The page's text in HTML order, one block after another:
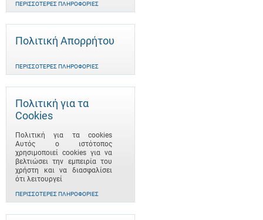
ΠΕΡΙΣΣΌΤΕΡΕΣ ΠΛΗΡΟΦΟΡΊΕΣ
Πολιτική Απορρήτου
ΠΕΡΙΣΣΌΤΕΡΕΣ ΠΛΗΡΟΦΟΡΊΕΣ
Πολιτική για τα
Cookies
Πολιτική για τα cookies
Αυτός ο ιστότοπος
χρησιμοποιεί cookies για να
βελτιώσει την εμπειρία του
χρήστη και να διασφαλίσει
ότι λειτουργεί
ΠΕΡΙΣΣΌΤΕΡΕΣ ΠΛΗΡΟΦΟΡΊΕΣ